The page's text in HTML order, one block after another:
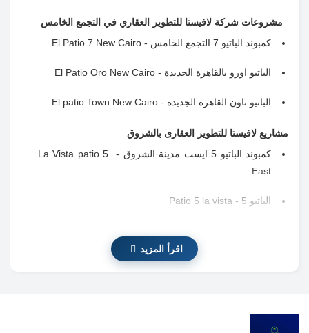
مشروعات شركة لافيستا للتطوير العقاري في التجمع الخامس
كمبوند الباتيو 7 التجمع الخامس - El Patio 7 New Cairo
الباتيو اورو بالقاهرة الجديدة - El Patio Oro New Cairo
الباتيو تاون القاهرة الجديدة - El patio Town New Cairo
مشاريع لافيستا للتطوير العقارى بالشروق
كمبوند الباتيو 5 ايست مدينة الشروق - La Vista patio 5
East
الباتيو 5 - Patio 5 la vista
الباتيو برايم بمدينة الشروق . Patio Prime
اقرأ المزيد